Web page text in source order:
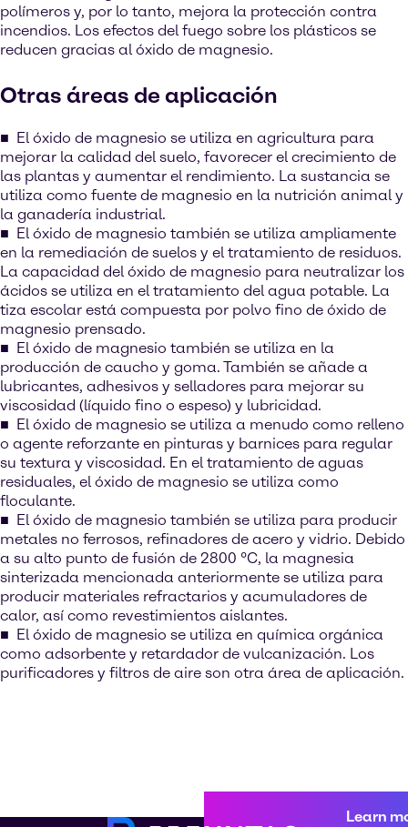
polímeros y, por lo tanto, mejora la protección contra
incendios. Los efectos del fuego sobre los plásticos se
reducen gracias al óxido de magnesio.
Otras áreas de aplicación
El óxido de magnesio se utiliza en agricultura para
mejorar la calidad del suelo, favorecer el crecimiento de
las plantas y aumentar el rendimiento. La sustancia se
utiliza como fuente de magnesio en la nutrición animal y
la ganadería industrial.
El óxido de magnesio también se utiliza ampliamente
en la remediación de suelos y el tratamiento de residuos.
La capacidad del óxido de magnesio para neutralizar los
ácidos se utiliza en el tratamiento del agua potable. La
tiza escolar está compuesta por polvo fino de óxido de
magnesio prensado.
El óxido de magnesio también se utiliza en la
producción de caucho y goma. También se añade a
lubricantes, adhesivos y selladores para mejorar su
viscosidad (líquido fino o espeso) y lubricidad.
El óxido de magnesio se utiliza a menudo como relleno
o agente reforzante en pinturas y barnices para regular
su textura y viscosidad. En el tratamiento de aguas
residuales, el óxido de magnesio se utiliza como
floculante.
El óxido de magnesio también se utiliza para producir
metales no ferrosos, refinadores de acero y vidrio. Debido
a su alto punto de fusión de 2800 °C, la magnesia
sinterizada mencionada anteriormente se utiliza para
producir materiales refractarios y acumuladores de
calor, así como revestimientos aislantes.
El óxido de magnesio se utiliza en química orgánica
como adsorbente y retardador de vulcanización. Los
purificadores y filtros de aire son otra área de aplicación.
Learn